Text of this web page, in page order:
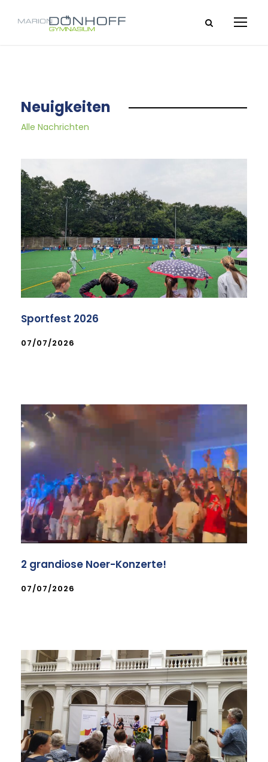
Neuigkeiten
Alle Nachrichten
Sportfest 2026
07/07/2026
2 grandiose Noer-Konzerte!
07/07/2026